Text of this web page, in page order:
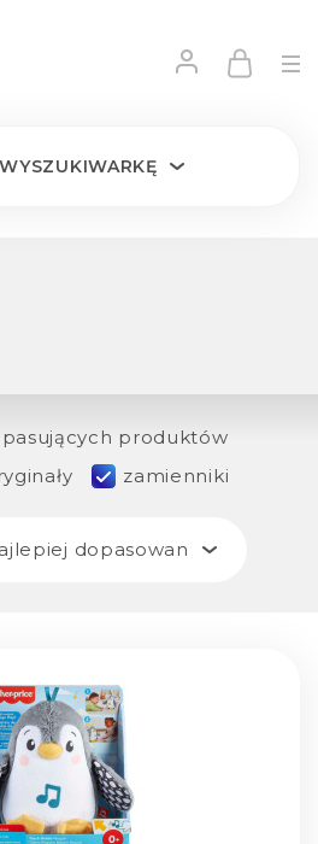
WYSZUKIWARKĘ
pasujących produktów
zamienniki
dopasowane